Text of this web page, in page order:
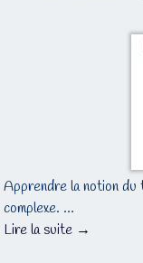
Apprendre la notion
complexe. …
Lire la suite →